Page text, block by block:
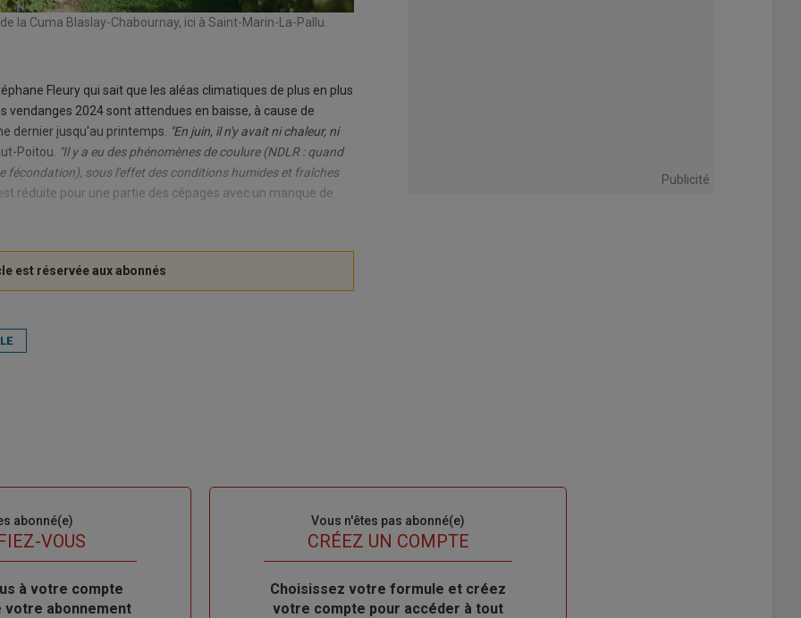
la Cuma Blaslay-Chabournay, ici à Saint-Marin-La-Pallu.
Fleury qui sait que les aléas climatiques de plus en plus
2024 sont attendues en baisse, à cause de
dernier jusqu'au printemps.
"En juin, il n'y avait ni chaleur, ni
Poitou.
"Il y a eu des phénomènes de coulure (NDLR : quand
fécondation), sous l'effet des conditions humides et fraîches
réduite pour une partie des cépages avec un manque de
Publicité
abonné(e)
VOUS
à votre compte
abonnement
Vous n'êtes pas abonné(e)
TITRECRÉEZ UN COMPTE
Body
Choisissez votre formule et créez
votre compte pour accéder à tout